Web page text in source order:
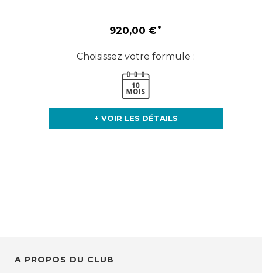
920,00 €
Choisissez votre formule :
+ VOIR LES DÉTAILS
A PROPOS DU CLUB